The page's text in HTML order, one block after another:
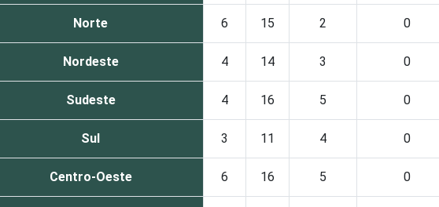
Norte 6 15 2 0
Nordeste 4 14 3 0
Sudeste 4 16 5 0
Sul 3 11 4 0
Centro-Oeste 6 16 5 0